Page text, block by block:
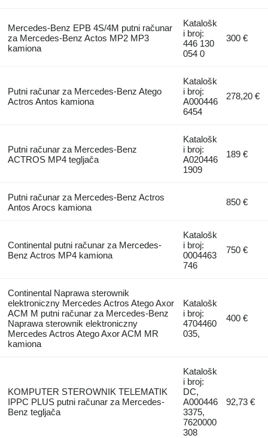
Mercedes-Benz EPB 4S/4M putni računar
za Mercedes-Benz Actos MP2 MP3
kamiona
Katalošk
i broj:
446 130
054 0
300 €
Putni računar za Mercedes-Benz Atego
Actros Antos kamiona
Katalošk
i broj:
A000446
6454
278,20 €
Putni računar za Mercedes-Benz
ACTROS MP4 tegljača
Katalošk
i broj:
A020446
1909
189 €
Putni računar za Mercedes-Benz Actros
Antos Arocs kamiona
850 €
Continental putni računar za Mercedes-
Benz Actros MP4 kamiona
Katalošk
i broj:
0004463
746
750 €
Continental Naprawa sterownik
elektroniczny Mercedes Actros Atego Axor
ACM M putni računar za Mercedes-Benz
Naprawa sterownik elektroniczny
Mercedes Actros Atego Axor ACM MR
kamiona
Katalošk
i broj:
4704460
035,
400 €
KOMPUTER STEROWNIK TELEMATIK
IPPC PLUS putni računar za Mercedes-
Benz tegljača
Katalošk
i broj:
DC,
A000446
3375,
7620000
308
92,73 €